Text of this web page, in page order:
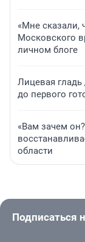
«Мне сказали,
Московского
личном блоге
Лицевая гладь
до первого
«Вам зачем
области
Подписаться